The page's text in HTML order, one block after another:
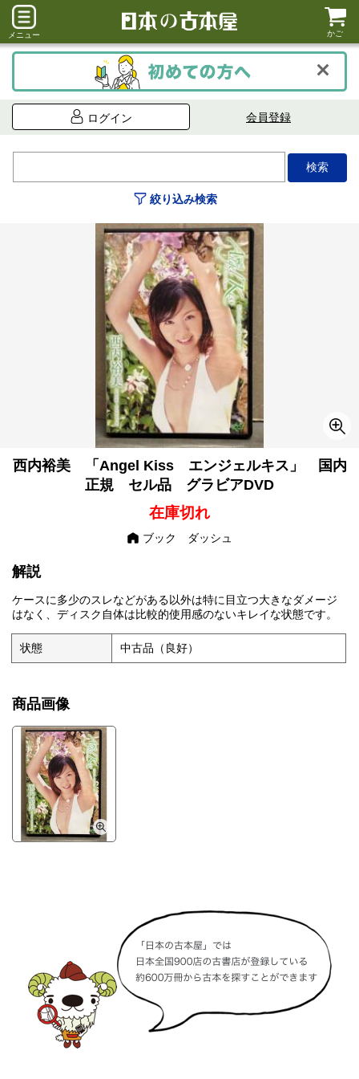
メニュー かご
ログイン 会員登録
絞り込み検索
西内裕美 「Angel Kiss エンジェルキス」 国内
正規 セル品 グラビアDVD
在庫切れ
ブック ダッシュ
解説
ケースに多少のスレなどがある以外は特に目立つ大きなダメージ
はなく、ディスク自体は比較的使用感のないキレイな状態です。
状態 中古品（良好）
商品画像